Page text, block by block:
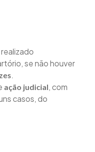
se não houver
.
ação judicial, com
casos, do